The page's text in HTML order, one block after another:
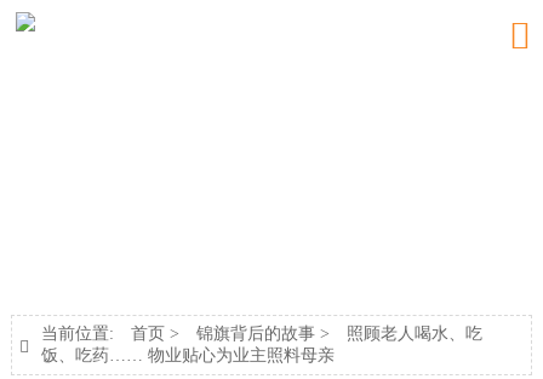


当前位置: 首页 > 锦旗背后的故事>
照顾老人喝水、吃
饭、吃药…… 物业贴心为业主照料母亲